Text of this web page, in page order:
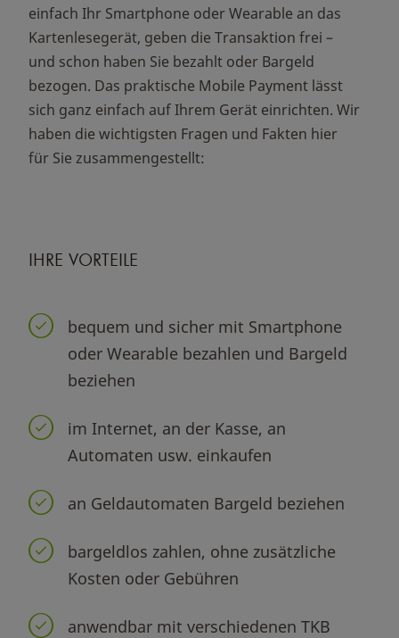
einfach Ihr Smartphone oder Wearable an das
Kartenlesegerät, geben die Transaktion frei –
und schon haben Sie bezahlt oder Bargeld
bezogen. Das praktische Mobile Payment lässt
sich ganz einfach auf Ihrem Gerät einrichten. Wir
haben die wichtigsten Fragen und Fakten hier
für Sie zusammengestellt:
IHRE VORTEILE
bequem und sicher mit Smartphone
oder Wearable bezahlen und Bargeld
beziehen
im Internet, an der Kasse, an
Automaten usw. einkaufen
an Geldautomaten Bargeld beziehen
bargeldlos zahlen, ohne zusätzliche
Kosten oder Gebühren
anwendbar mit verschiedenen TKB